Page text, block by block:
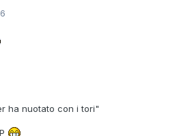
ha nuotato con i tori"